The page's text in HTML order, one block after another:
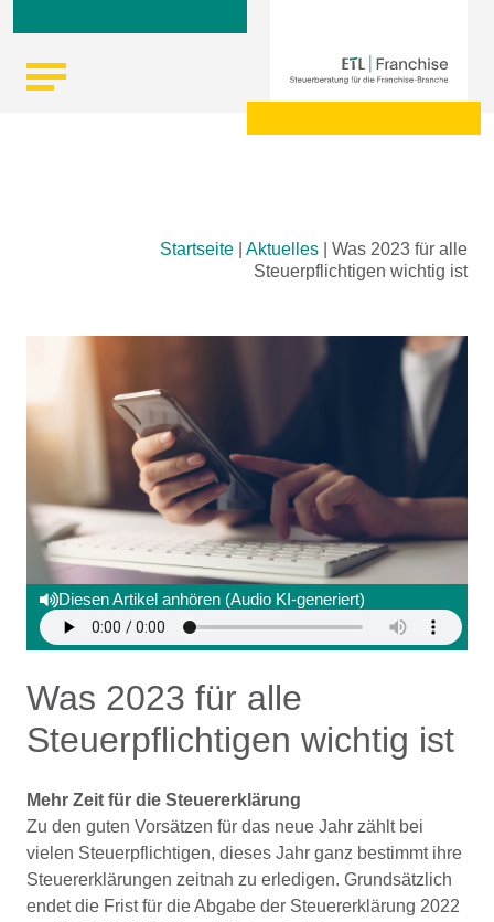
Startseite Aktuelles
Was 2023 für alle
Steuerpflichtigen wichtig ist
Diesen Artikel anhören (Audio KI-generiert)
Was 2023 für alle
Steuerpflichtigen wichtig ist
Mehr Zeit für die Steuererklärung
Zu den guten Vorsätzen für das neue Jahr zählt bei
vielen Steuerpflichtigen, dieses Jahr ganz bestimmt ihre
Steuererklärungen zeitnah zu erledigen. Grundsätzlich
endet die Frist für die Abgabe der Steuererklärung 2022